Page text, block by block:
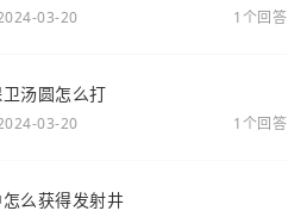
03-20 1个回答
汤圆怎么打
03-20 1个回答
么获得发射井